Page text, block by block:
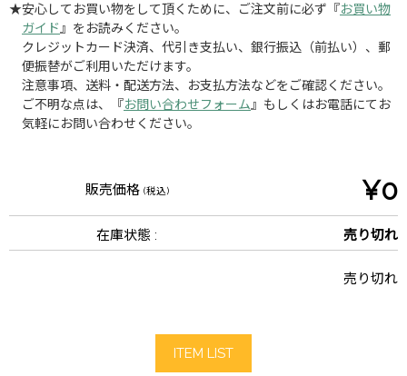
★安心してお買い物をして頂くために、ご注文前に必ず『お買い物
ガイド 』をお読みください。
クレジットカード決済、代引き支払い、銀行振込（前払い）、郵
便振替がご利用いただけます。
注意事項、送料・配送方法、お支払方法などをご確認ください。
ご不明な点は、『お問い合わせフォーム 』もしくはお電話にてお
気軽にお問い合わせください。
販売価格 (税込) ¥0
在庫状態 : 売り切れ
売り切れ
ITEM LIST